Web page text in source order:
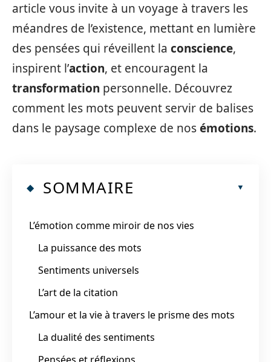
article vous invite à un voyage à travers les
méandres de l’existence, mettant en lumière
des pensées qui réveillent la conscience,
inspirent l’action, et encouragent la
transformation personnelle. Découvrez
comment les mots peuvent servir de balises
dans le paysage complexe de nosémotions.
SOMMAIRE
L’émotion comme miroir de nos vies
La puissance des mots
Sentiments universels
L’art de la citation
L’amour et la vie à travers le prisme des mots
La dualité des sentiments
Pensées et réflexions